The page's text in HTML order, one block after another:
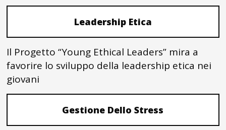
Leadership Etica
Il Progetto “Young Ethical Leaders” mira a
favorire lo sviluppo della leadership etica nei
giovani
Gestione Dello Stress